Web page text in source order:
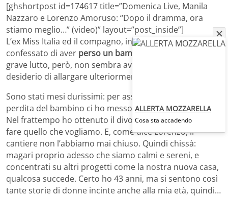
[ghshortpost id=174617 title=”Domenica Live, Manila
Nazzaro e Lorenzo Amoruso: “Dopo il dramma, ora
stiamo meglio…” (video)” layout=”post_inside”]
L’ex Miss Italia ed il compagno, in questi mesi, hanno
confessato di aver perso un bambino
grave lutto, però, non sembra aver accanto il comune
desiderio di allargare ulteriormente la famiglia:
Sono stati mesi durissimi: per assorbire il colpo della
perdita del bambino ci ho messo settimane e lacrime.
Nel frattempo ho ottenuto il divorzio, e ora possiamo
fare quello che vogliamo. E, come dice Lorenzo, il
cantiere non l’abbiamo mai chiuso. Quindi chissà:
magari proprio adesso che siamo calmi e sereni, e
concentrati su altri progetti come la nostra nuova casa,
qualcosa succede. Certo ho 43 anni, ma si sentono così
tante storie di donne incinte anche alla mia età, quindi…
ALLERTA MOZZARELLA
Cosa sta accadendo